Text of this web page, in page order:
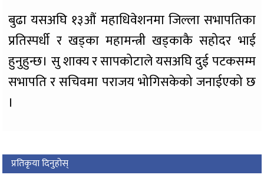
बुढा यसअघि १३औं महाधिवेशनमा जिल्ला सभापतिका
प्रतिस्पर्धी र खड्का महामन्त्री खड्काकै सहोदर भाई
हुनुहुन्छ। सु शाक्य र सापकोटाले यसअघि दुई पटकसम्म
सभापति र सचिवमा पराजय भोगिसकेको जनाईएको छ
।
प्रतिकृया दिनुहोस्